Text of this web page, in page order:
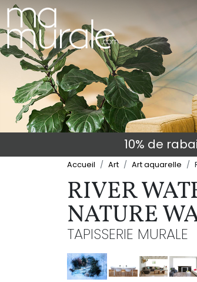
10% de
Accueil Art Art aquarelle
RIVER
NATURE
TAPISSERIE MURALE